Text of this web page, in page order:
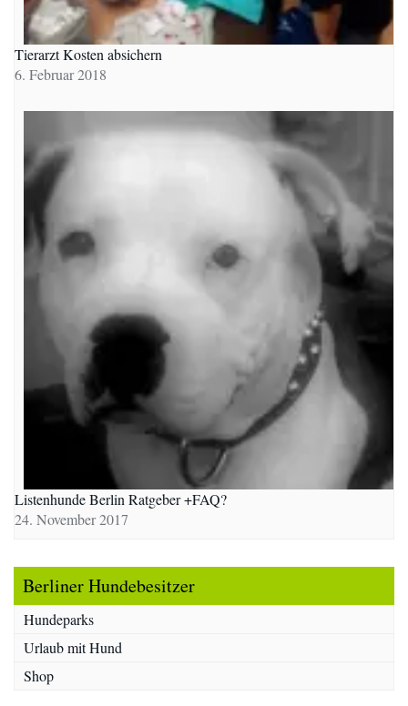
Tierarzt Kosten absichern
6. Februar 2018
Listenhunde Berlin Ratgeber +FAQ?
24. November 2017
Berliner Hundebesitzer
Hundeparks
Urlaub mit Hund
Shop